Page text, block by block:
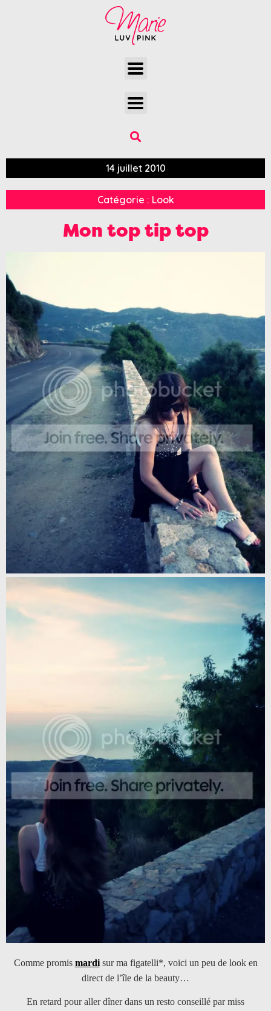
14 juillet 2010
Catégorie : Look
Mon top tip top
Comme promis mardisur ma figatelli*, voici un peu de look en
direct de l’île de la beauty…
En retard pour aller dîner dans un resto conseillé par miss